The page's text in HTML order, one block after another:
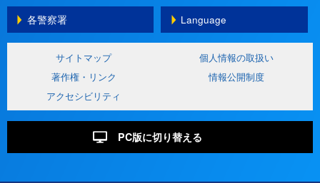
各警察署 Language
サイトマップ
個人情報の取扱い
著作権・リンク
情報公開制度
アクセシビリティ
PC版に切り替える